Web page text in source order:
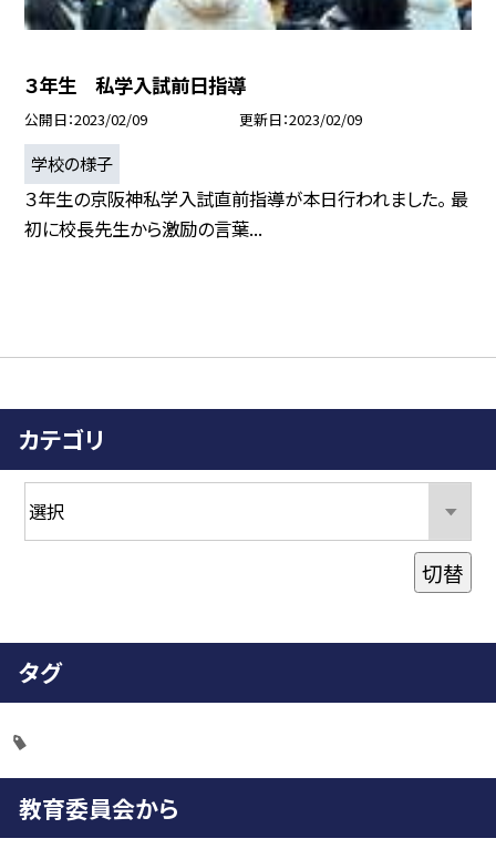
３年生 私学入試前日指導
公開日 2023/02/09 更新日 2023/02/09
学校の様子
３年生の京阪神私学入試直前指導が本日行われました。 最
初に校長先生から激励の言葉...
カテゴリ
切替
タグ
教育委員会から